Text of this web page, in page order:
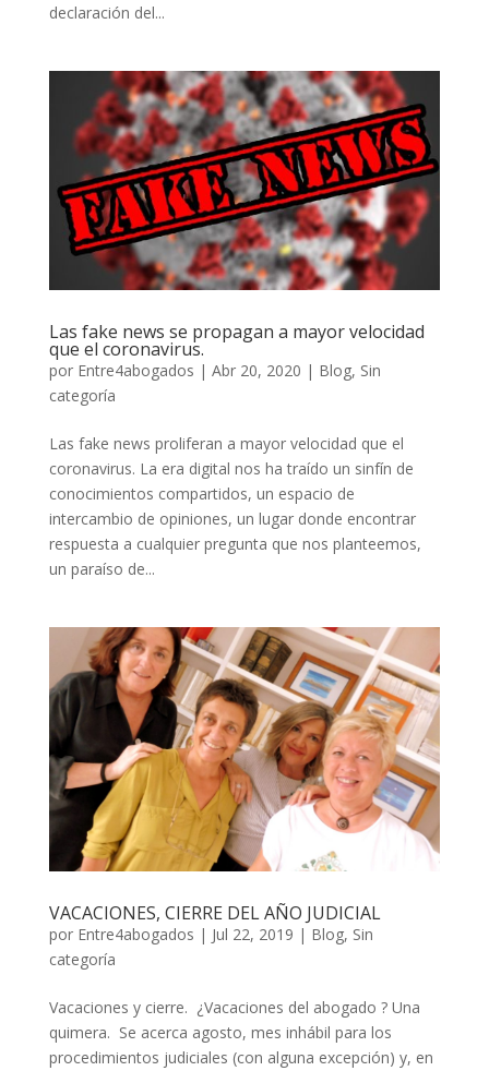
declaración del...
Las fake news se propagan a mayor velocidad
que el coronavirus.
por Entre4abogados | Abr 20, 2020 | Blog, Sin
categoría
Las fake news proliferan a mayor velocidad que el
coronavirus. La era digital nos ha traído un sinfín de
conocimientos compartidos, un espacio de
intercambio de opiniones, un lugar donde encontrar
respuesta a cualquier pregunta que nos planteemos,
un paraíso de...
VACACIONES, CIERRE DEL AÑO JUDICIAL
por Entre4abogados | Jul 22, 2019 | Blog, Sin
categoría
Vacaciones y cierre. ¿Vacaciones del abogado ? Una
quimera. Se acerca agosto, mes inhábil para los
procedimientos judiciales (con alguna excepción) y, en